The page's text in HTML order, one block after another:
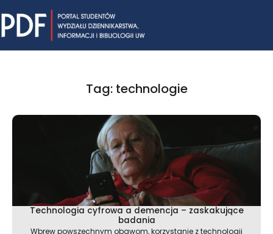
to
content
Tag: technologie
Technologia cyfrowa a demencja – zaskakujące
badania
Wbrew powszechnym obawom, korzystanie z technologii
Strona
StronaStrona